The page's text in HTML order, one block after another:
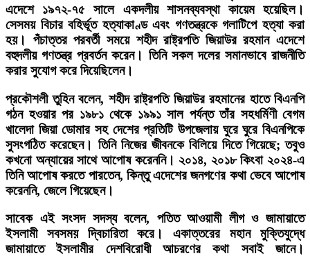
এদেশে ১৯৭২-৭৫ সালে একদলীয় শাসনব্যবস্থা কায়েম হয়েছিল।
সেসময় বিচার বহির্ভূত হত্যাকাণ্ড এবং গণতন্ত্রকে গলাটিপে হত্যা করা
হয়। পঁচাত্তর পরবর্তী সময়ে শহীদ রাষ্ট্রপতি জিয়াউর রহমান এদেশে
বহুদলীয় গণতন্ত্র প্রবর্তন করেন। তিনি সকল দলের সমানভাবে রাজনীতি
করার সুযোগ করে দিয়েছিলেন।
প্রকৌশলী তুহিন বলেন, শহীদ রাষ্ট্রপতি জিয়াউর রহমানের হাতে বিএনপি
গঠন হওয়ার পর ১৯৮১ থেকে ১৯৯১ সাল পর্যন্ত তাঁর সহধর্মিণী বেগম
খালেদা জিয়া ডোমার সহ দেশের প্রতিটি উপজেলায় ঘুরে ঘুরে বিএনপিকে
সুসংগঠিত করেছেন। তিনি নিজের জীবনকে বিলিয়ে দিতে গিয়েছে; তবুও
কখনো অন্যায়ের সাথে আপোষ করেননি। ২০১৪, ২০১৮ কিংবা ২০২৪-এ
তিনি আপোষ করতে পারতেন, কিন্তু এদেশের জনগণের কথা ভেবে আপোষ
করেননি, জেলে গিয়েছেন।
সাবেক এই সংসদ সদস্য বলেন, পতিত আওয়ামী লীগ ও জামায়াতে
ইসলামী সবসময় দ্বিচারিতা করে। একাত্তরের মহান মুক্তিযুদ্ধে
জামায়াতে ইসলামীর দেশবিরোধী আচরণের কথা সবাই জানে।